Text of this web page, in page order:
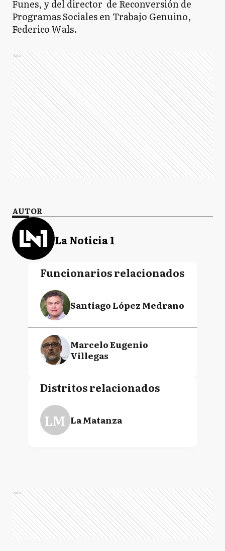
Funes, y del director de Reconversión de
Programas Sociales en Trabajo Genuino,
Federico Wals.
Ads
AUTOR
La Noticia 1
Funcionarios relacionados
Santiago López Medrano
Marcelo Eugenio
Villegas
Distritos relacionados
LM La Matanza
Ads